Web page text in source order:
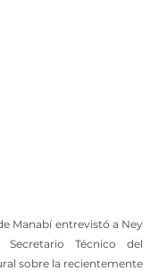
Manabí entrevistó a Ney
Secretario Técnico del
sobre la recientemente